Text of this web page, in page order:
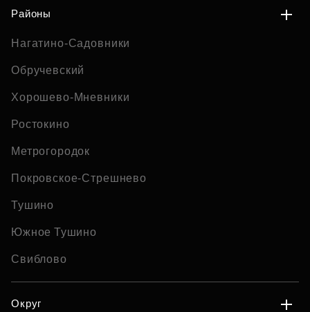
Районы
Нагатино-Садовники
Обручевский
Хорошево-Мневники
Ростокино
Метрогородок
Покровское-Стрешнево
Тушино
Южное Тушино
Свиблово
Округ